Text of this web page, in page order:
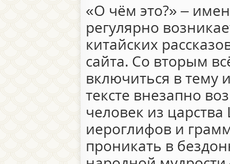
«О чём это?» –
регулярно
китайских
сайта. Со вторым
включиться в тему
тексте внезапно
человек из
иероглифов и
проникать в